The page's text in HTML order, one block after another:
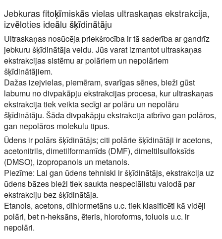
Jebkuras fitoķīmiskās vielas ultraskaņas ekstrakcija,
izvēloties ideālu šķīdinātāju
Ultraskaņas nosūcēja priekšrocība ir tā saderība ar gandrīz
jebkuru šķīdinātāja veidu. Jūs varat izmantot ultraskaņas
ekstrakcijas sistēmu ar polāriem un nepolāriem
šķīdinātājiem.
Dažas izejvielas, piemēram, svarīgas sēnes, bieži gūst
labumu no divpakāpju ekstrakcijas procesa, kur ultraskaņas
ekstrakcija tiek veikta secīgi ar polāru un nepolāru
šķīdinātāju. Šāda divpakāpju ekstrakcija atbrīvo gan polāros,
gan nepolāros molekulu tipus.
Ūdens ir polārs šķīdinātājs; citi polārie šķīdinātāji ir acetons,
acetonitrils, dimetilformamīds (DMF), dimeltilsulfoksīds
(DMSO), izopropanols un metanols.
Piezīme: Lai gan ūdens tehniski ir šķīdinātājs, ekstrakcija uz
ūdens bāzes bieži tiek saukta nespeciālistu valodā par
ekstrakciju bez šķīdinātāja.
Etanols, acetons, dihlormetāns u.c. tiek klasificēti kā vidēji
polāri, bet n-heksāns, ēteris, hloroforms, toluols u.c. ir
nepolāri.